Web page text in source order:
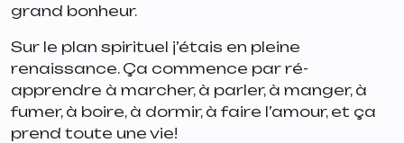
grand bonheur.
Sur le plan spirituel j’étais en pleine
renaissance. Ça commence par ré-
apprendre à marcher, à parler, à manger, à
fumer, à boire, à dormir, à faire l’amour, et ça
prend toute une vie!